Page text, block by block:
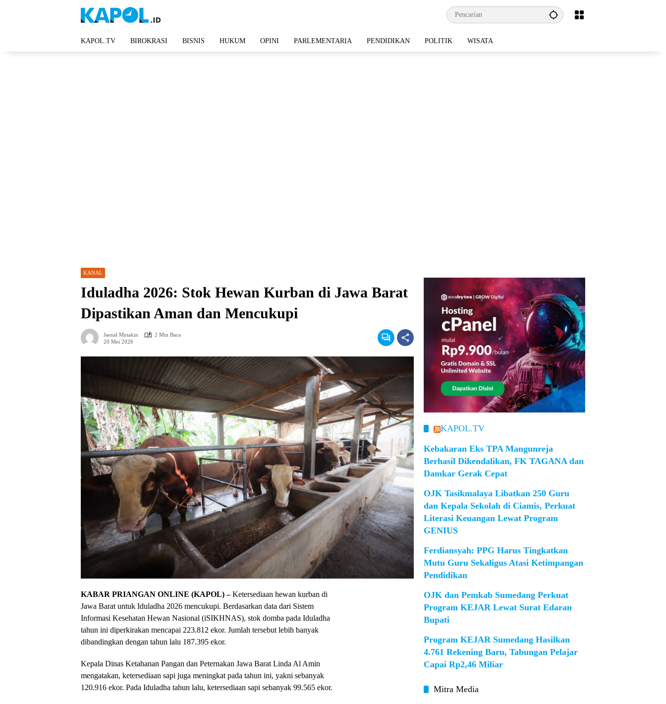
KAPOL.TV BIROKRASI BISNIS HUKUM OPINI PARLEMENTARIA PENDIDIKAN POLITIK WISATA
KANAL
Iduladha 2026: Stok Hewan Kurban di Jawa Barat
Dipastikan Aman dan Mencukupi
Jaenal Mutakin
2 Min Baca
20 Mei 2026
KABAR PRIANGAN ONLINE (KAPOL) –Ketersediaan hewan kurban di
Jawa Barat untuk Iduladha 2026 mencukupi. Berdasarkan data dari Sistem
Informasi Kesehatan Hewan Nasional (iSIKHNAS), stok domba pada Iduladha
tahun ini diperkirakan mencapai 223.812 ekor. Jumlah tersebut lebih banyak
dibandingkan dengan tahun lalu 187.395 ekor.
Kepala Dinas Ketahanan Pangan dan Peternakan Jawa Barat Linda Al Amin
mengatakan, ketersediaan sapi juga meningkat pada tahun ini, yakni sebanyak
120.916 ekor. Pada Iduladha tahun lalu, ketersediaan sapi sebanyak 99.565 ekor.
KAPOL.TV
Kebakaran Eks TPA Mangunreja
Berhasil Dikendalikan, FK TAGANA dan
Damkar Gerak Cepat
OJK Tasikmalaya Libatkan 250 Guru
dan Kepala Sekolah di Ciamis, Perkuat
Literasi Keuangan Lewat Program
GENIUS
Ferdiansyah: PPG Harus Tingkatkan
Mutu Guru Sekaligus Atasi Ketimpangan
Pendidikan
OJK dan Pemkab Sumedang Perkuat
Program KEJAR Lewat Surat Edaran
Bupati
Program KEJAR Sumedang Hasilkan
4.761 Rekening Baru, Tabungan Pelajar
Capai Rp2,46 Miliar
Mitra Media